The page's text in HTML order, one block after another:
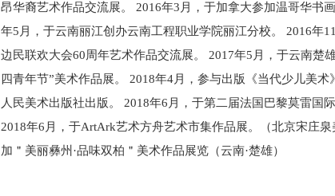
昂华裔艺术作品交流展。 2016年3月，于加拿大参加温哥华书
年5月，于云南丽江创办云南工程职业学院丽江分校。 2016年
边民联欢大会60周年艺术作品交流展。 2017年5月，于云南楚
四青年节”美术作品展。 2018年4月，参与出版《当代少儿美
人民美术出版社出版。 2018年6月，于第二届法国巴黎莫雷国
2018年6月，于ArtArk艺术方舟艺术市集作品展。（北京宋庄
加＂美丽彝州·品味双柏＂美术作品展览（云南·楚雄）